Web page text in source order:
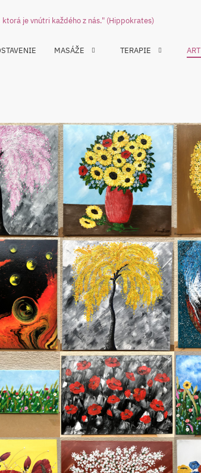
je vnútri každého z nás." (Hippokrates)
MASÁŽE TERAPIE ART